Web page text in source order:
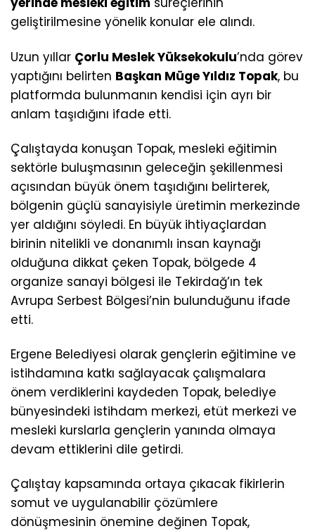
geliştirilmesine yönelik konular ele alındı.
Uzun yıllar Çorlu Meslek Yüksekokulu’nda görev
yaptığını belirten Başkan Müge Yıldız Topak, bu
platformda bulunmanın kendisi için ayrı bir
anlam taşıdığını ifade etti.
Çalıştayda konuşan Topak, mesleki eğitimin
sektörle buluşmasının geleceğin şekillenmesi
açısından büyük önem taşıdığını belirterek,
bölgenin güçlü sanayisiyle üretimin merkezinde
yer aldığını söyledi. En büyük ihtiyaçlardan
birinin nitelikli ve donanımlı insan kaynağı
olduğuna dikkat çeken Topak, bölgede 4
organize sanayi bölgesi ile Tekirdağ’ın tek
Avrupa Serbest Bölgesi’nin bulunduğunu ifade
etti.
Ergene Belediyesi olarak gençlerin eğitimine ve
istihdamına katkı sağlayacak çalışmalara
önem verdiklerini kaydeden Topak, belediye
bünyesindeki istihdam merkezi, etüt merkezi ve
mesleki kurslarla gençlerin yanında olmaya
devam ettiklerini dile getirdi.
Çalıştay kapsamında ortaya çıkacak fikirlerin
somut ve uygulanabilir çözümlere
dönüşmesinin önemine değinen Topak,